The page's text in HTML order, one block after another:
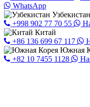
WhatsApp
Узбекистан
+998 902 77 70 55
Китай
+86 136 699 67 117
Южная
+82 10 7455 1128